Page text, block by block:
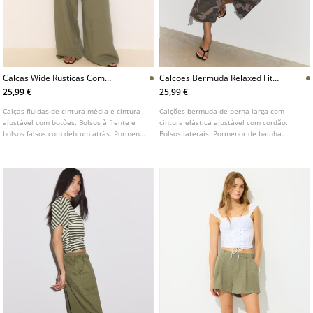
Calcas Wide Rusticas Com
Botoes Ajustaveis
25,99 €
Calças fluidas de cintura média e cintura
ajustável com botões. Bolsos à frente e
bolsos falsos com debrum atrás. Pormenor
metálico. Disponível em várias cores.
Calcoes Bermuda Relaxed Fit
Estampados
25,99 €
Calções bermuda de perna larga com
cintura elástica ajustável com cordão.
Bolsos laterais. Pormenor de bainha